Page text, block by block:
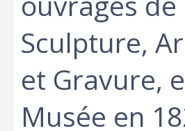
Sculpture,
et Gravure,
Musée en